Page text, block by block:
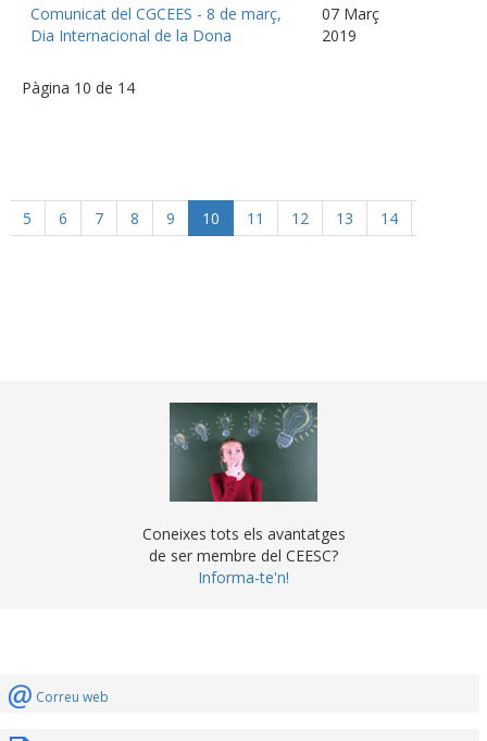
Comunicat del CGCEES - 8 de març,
Dia Internacional de la Dona
07 Març
2019
Pàgina 10 de 14
5 6 7 8 9 10 11 12 13 14
Coneixes tots els avantatges
de ser membre del CEESC?
Informa-te'n!
Correu web